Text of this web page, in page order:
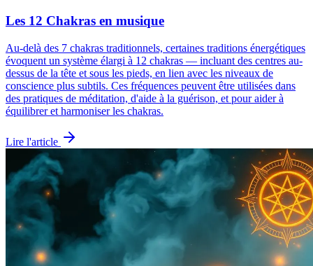
Les 12 Chakras en musique
Au-delà des 7 chakras traditionnels, certaines traditions énergétiques
évoquent un système élargi à 12 chakras — incluant des centres au-
dessus de la tête et sous les pieds, en lien avec les niveaux de
conscience plus subtils. Ces fréquences peuvent être utilisées dans
des pratiques de méditation, d'aide à la guérison, et pour aider à
équilibrer et harmoniser les chakras.
Lire l'article